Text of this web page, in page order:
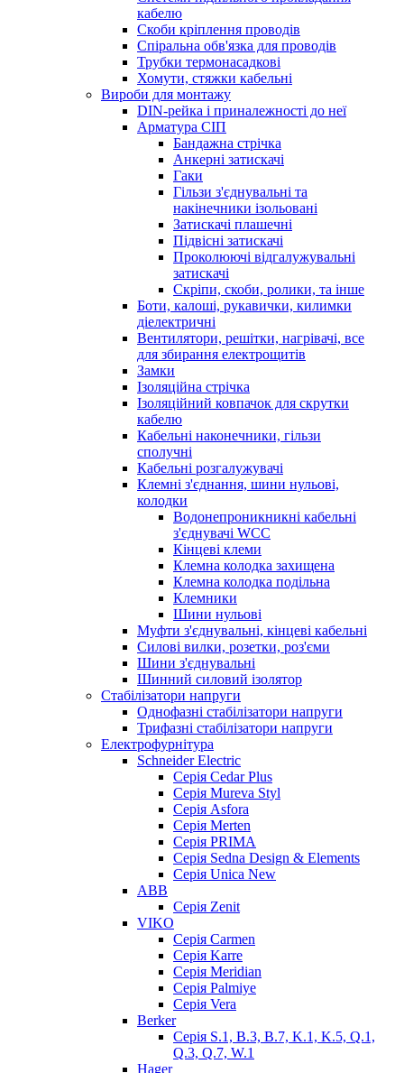
кабелю
Скоби кріплення проводів
Спіральна обв'язка для проводів
Трубки термонасадкові
Хомути, стяжки кабельні
Вироби для монтажу
DIN-рейка і приналежності до неї
Арматура СІП
Бандажна стрічка
Анкерні затискачі
Гаки
Гільзи з'єднувальні та
накінечники ізольовані
Затискачі плашечні
Підвісні затискачі
Проколюючі відгалужувальні
затискачі
Скріпи, скоби, ролики, та інше
Боти, калоші, рукавички, килимки
діелектричні
Вентилятори, решітки, нагрівачі, все
для збирання електрощитів
Замки
Ізоляційна стрічка
Ізоляційний ковпачок для скрутки
кабелю
Кабельні наконечники, гільзи
сполучні
Кабельні розгалужувачі
Клемні з'єднання, шини нульові,
колодки
Водонепроникникнi кабельнi
з'єднувачi WCC
Кінцеві клеми
Клемна колодка захищена
Клемна колодка подільна
Клемники
Шини нульові
Муфти з'єднувальні, кінцеві кабельні
Силові вилки, розетки, роз'єми
Шини з'єднувальні
Шинний силовий ізолятор
Стабілізатори напруги
Однофазні стабілізатори напруги
Трифазні стабілізатори напруги
Електрофурнітура
Schneider Electric
Серія Cedar Plus
Серія Mureva Styl
Серія Asfora
Серія Merten
Серія PRIMA
Серія Sedna Design & Elements
Серія Unica New
ABB
Серія Zenit
VIKO
Серія Сarmen
Серія Karre
Серія Meridian
Серія Palmiye
Серія Vera
Berker
Серія S.1, B.3, B.7, K.1, K.5, Q.1,
Q.3, Q.7, W.1
Hager